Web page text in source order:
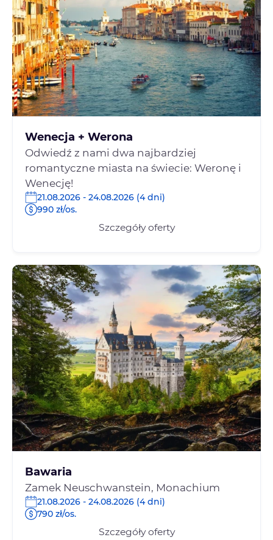
Wenecja + Werona
Odwiedź z nami dwa najbardziej
romantyczne miasta na świecie: Weronę i
Wenecję!
21.08.2026 - 24.08.2026 (4 dni)
990 zł/os.
Szczegóły oferty
Bawaria
Zamek Neuschwanstein, Monachium
21.08.2026 - 24.08.2026 (4 dni)
790 zł/os.
Szczegóły oferty